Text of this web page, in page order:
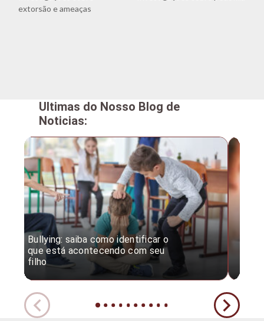
extorsão e ameaças
Ultimas do Nosso Blog de
Noticias:
Bullying: saiba como identificar o
que está acontecendo com seu
filho